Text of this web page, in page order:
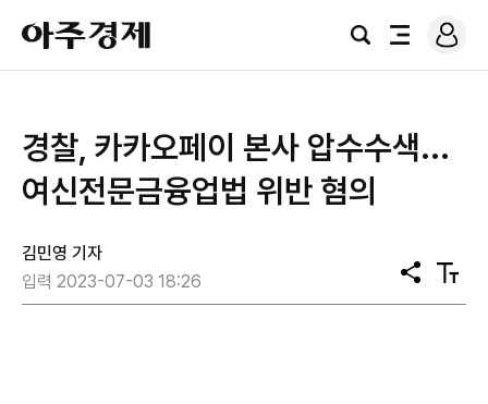
아
주
경
검
전
로
그
경찰, 카카오페이 본사 압수수색...
여신전문금융업법 위반 혐의
김민영 기자
입력 2023-07-03 18:26
공
유
텍
스